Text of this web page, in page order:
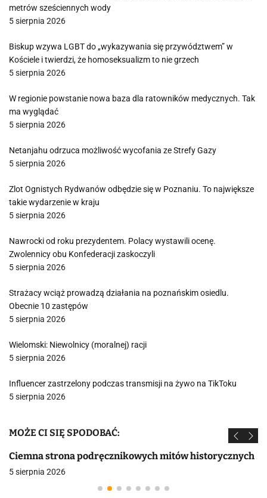
metrów sześciennych wody
5 sierpnia 2026
Biskup wzywa LGBT do „wykazywania się przywództwem” w
Kościele i twierdzi, że homoseksualizm to nie grzech
5 sierpnia 2026
W regionie powstanie nowa baza dla ratowników medycznych. Tak
ma wyglądać
5 sierpnia 2026
Netanjahu odrzuca możliwość wycofania ze Strefy Gazy
5 sierpnia 2026
Zlot Ognistych Rydwanów odbędzie się w Poznaniu. To największe
takie wydarzenie w kraju
5 sierpnia 2026
Nawrocki od roku prezydentem. Polacy wystawili ocenę.
Zwolennicy obu Konfederacji zaskoczyli
5 sierpnia 2026
Strażacy wciąż prowadzą działania na poznańskim osiedlu.
Obecnie 10 zastępów
5 sierpnia 2026
Wielomski: Niewolnicy (moralnej) racji
5 sierpnia 2026
Influencer zastrzelony podczas transmisji na żywo na TikToku
5 sierpnia 2026
MOŻE CI SIĘ SPODOBAĆ:
Ciemna strona podręcznikowych mitów historycznych
5 sierpnia 2026